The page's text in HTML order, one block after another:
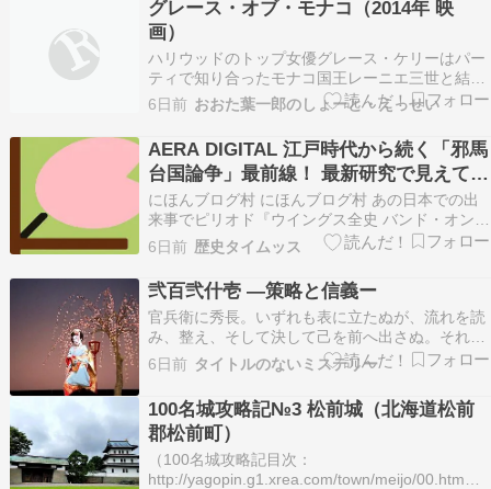
で、唯一手の空いていた光秀が信長の命により家
康の…
グレース・オブ・モナコ（2014年 映
画）
ハリウッドのトップ女優グレース・ケリーはパー
ティで知り合ったモナコ国王レーニエ三世と結婚
していた。客観的に考えれば、両者に誤解があっ
たのだろう。結婚後も女優を続けようと思ってヒ
ッチコック映画に出演しようとして、モナコ王室
の人たちから止められたわけだ。 しかも、モナコ
公国は気まぐれ…
6日前 おおた葉一郎のしょーと・えっせい
AERA DIGITAL 江戸時代から続く「邪馬
台国論争」最前線！ 最新研究で見えてき
た「卑弥呼
にほんブログ村 にほんブログ村 あの日本での出
来事でピリオド『ウイングス全史 バンド・オン・
ザ・ラン』ポール・マッカートニー著 話題の本現
在も精力的な84歳の〝ロックの巨人〟がビートル
ズ解散後に率いたバンド、ウイングスの歴史
（1971～81年）をオーラルヒストリーでまとめ
た74…
6日前 歴史タイムッス
弐百弐什壱 ―策略と信義ー
官兵衛に秀長。いずれも表に立たぬが、流れを読
み、整え、そして決して己を前へ出さぬ。それら
を従えた上で、秀吉は前へ出る。否、出されてい
るのか。「秀吉という男は……思うていたより、
深いところに立っておるのやもしれぬな」私の呟
きに、二人は答えぬ。ただ静かに頭を垂れた。だ
が、私の中では…
6日前 タイトルのないミステリー
100名城攻略記№3 松前城（北海道松前
郡松前町）
（100名城攻略記目次：
http://yagopin.g1.xrea.com/town/meijo/00.htm）■